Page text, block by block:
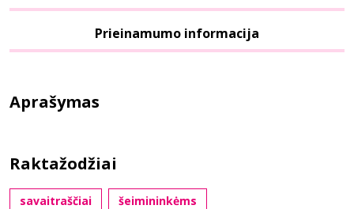
Prieinamumo informacija
Aprašymas
Raktažodžiai
savaitraščiai šeimininkėms